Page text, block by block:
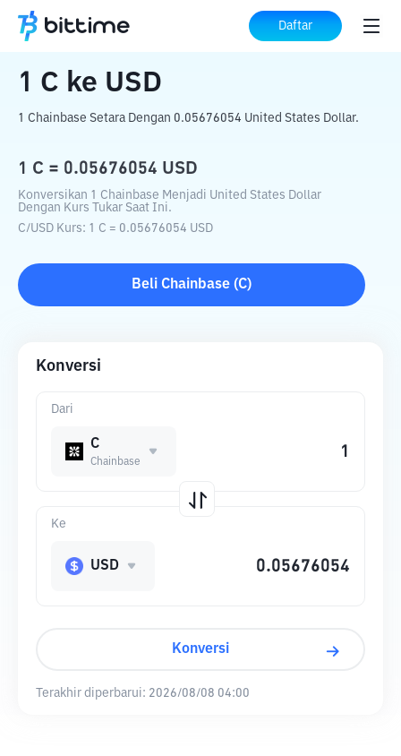
Daftar
Beranda Konverter Kripto USD
1 C ke USD
1 Chainbase Setara Dengan 0.05676054 United States Dollar.
1 C = 0.05676054 USD
Konversikan 1 Chainbase Menjadi United States Dollar
Dengan Kurs Tukar Saat Ini.
C/USD Kurs: 1 C = 0.05676054 USD
Beli Chainbase (C)
Konversi
Dari
C
Chainbase
Ke
USD
Konversi
Terakhir diperbarui: 2026/08/08 04:00